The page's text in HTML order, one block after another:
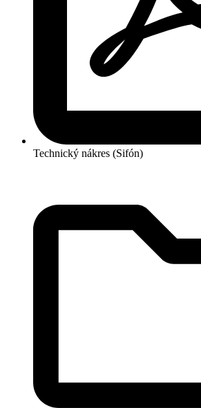
Technický nákres (Sifón)